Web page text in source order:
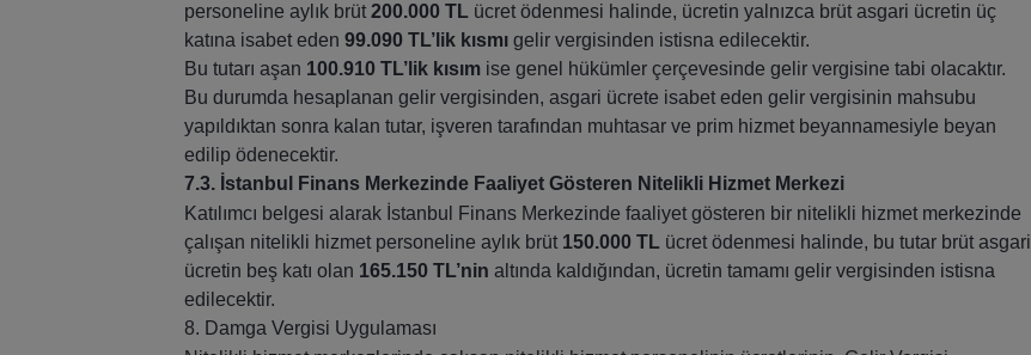
personeline aylık brüt 200.000 TL ücret ödenmesi halinde, ücretin yalnızca brüt asgari ücretin üç
katına isabet eden 99.090 TL’lik kısmıgelir vergisinden istisna edilecektir.
Bu tutarı aşan 100.910 TL’lik kısımise genel hükümler çerçevesinde gelir vergisine tabi olacaktır.
Bu durumda hesaplanan gelir vergisinden, asgari ücrete isabet eden gelir vergisinin mahsubu
yapıldıktan sonra kalan tutar, işveren tarafından muhtasar ve prim hizmet beyannamesiyle beyan
edilip ödenecektir.
7.3. İstanbul Finans Merkezinde Faaliyet Gösteren Nitelikli Hizmet Merkezi
Katılımcı belgesi alarak İstanbul Finans Merkezinde faaliyet gösteren bir nitelikli hizmet merkezinde
çalışan nitelikli hizmet personeline aylık brüt 150.000 TL ücret ödenmesi halinde, bu tutar brüt asgari
ücretin beş katı olan 165.150 TL’nin altında kaldığından, ücretin tamamı gelir vergisinden istisna
edilecektir.
8. Damga Vergisi Uygulaması